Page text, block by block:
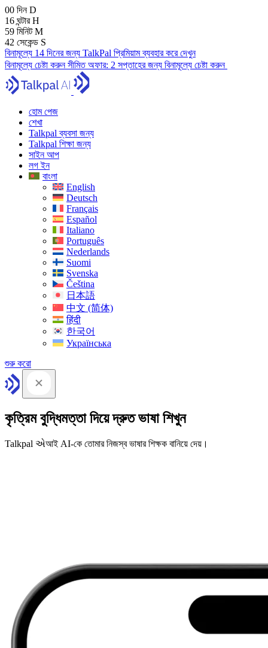
00 দিনD
16 ঘন্টারH
59 মিনিটM
41 সেকেন্ড S
বিনামূল্যে 14 দিনের জন্য TalkPal প্রিমিয়াম ব্যবহার করে দেখুন
বিনামূল্যে চেষ্টা করুনসীমিত অফার: 2 সপ্তাহের জন্য বিনামূল্যে চেষ্টা করুন
হোম পেজ
শেখা
Talkpal ব্যবসা জন্য
Talkpal শিক্ষা জন্য
সাইন আপ
লগ ইন
বাংলা
English
Deutsch
Français
Español
Italiano
Português
Nederlands
Suomi
Svenska
Čeština
日本語
中文 (简体)
हिंदी
한국어
Українська
শুরু করো
কৃত্রিম বুদ্ধিমত্তা দিয়ে দ্রুত ভাষা শিখুন
Talkpal એআই AI-কে তোমার নিজস্ব ভাষার শিক্ষক বানিয়ে দেয়।